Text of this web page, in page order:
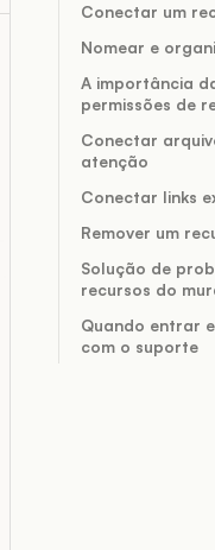
Conectar um
Nomear e
A importância
permissões de
Conectar
atenção
Conectar links
Remover um
Solução de
recursos do
Quando entrar
com o suporte